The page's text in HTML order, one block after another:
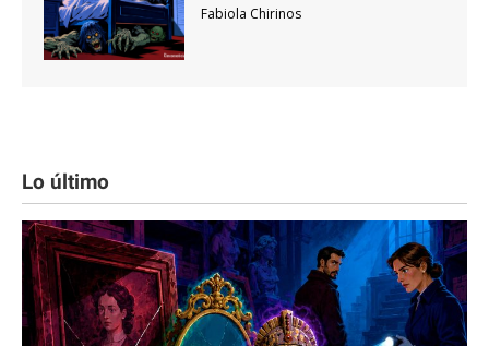
Fabiola Chirinos
Lo último